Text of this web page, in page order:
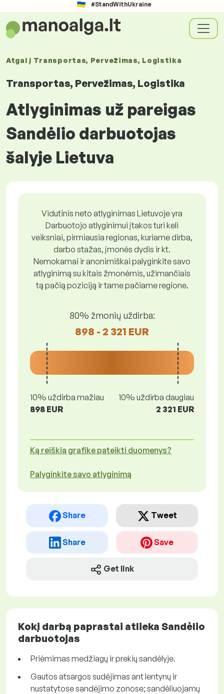
#StandWithUkraine
Atgal į Transportas, Pervežimas, Logistika
Transportas, Pervežimas, Logistika
Atlyginimas už pareigas
Sandėlio darbuotojas
šalyje Lietuva
Vidutinis neto atlyginimas Lietuvoje yra
Darbuotojo atlyginimui įtakos turi keli
veiksniai, pirmiausia regionas, kuriame dirba,
darbo stažas, įmonės dydis ir kt.
Nemokamai ir anonimiškai palyginkite savo
atlyginimą su kitais žmonėmis, užimančiais
tą pačią poziciją ir tame pačiame regione.
80% žmonių uždirba:
898 - 2 321 EUR
10% uždirba mažiau
898 EUR
10% uždirba daugiau
2 321 EUR
Ką reiškia grafike pateikti duomenys?
Palyginkite savo atlyginimą
Share Tweet
Share Save
Get link
Kokį darbą paprastai atlieka Sandėlio
darbuotojas
Priėmimas medžiagų ir prekių sandėlyje.
Gautos atsargos sudėjimas ant lentynų ir
nustatytose sandėjimo zonose; sandėliuojamų